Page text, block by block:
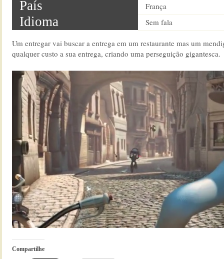
País França
Idioma Sem fala
Um entregar vai buscar a entrega em um restaurante mas um
qualquer custo a sua entrega, criando uma perseguição gigantesca.
Compartilhe